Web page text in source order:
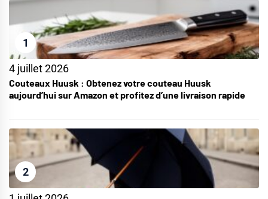
1
4 juillet 2026
Couteaux Huusk : Obtenez votre couteau Huusk
aujourd’hui sur Amazon et profitez d’une livraison rapide
2